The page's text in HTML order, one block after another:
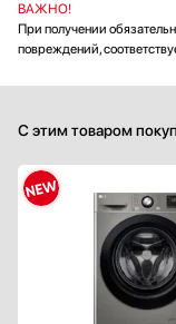
ВАЖНО!
При получении
повреждений,
С этим товаром